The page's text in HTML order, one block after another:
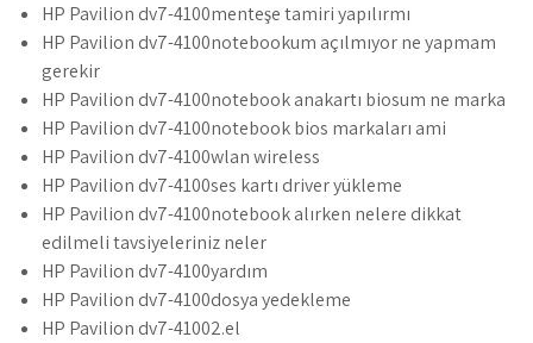
HP Pavilion dv7-4100menteşe tamiri yapılırmı
HP Pavilion dv7-4100notebookum açılmıyor ne yapmam
gerekir
HP Pavilion dv7-4100notebook anakartı biosum ne marka
HP Pavilion dv7-4100notebook bios markaları ami
HP Pavilion dv7-4100wlan wireless
HP Pavilion dv7-4100ses kartı driver yükleme
HP Pavilion dv7-4100notebook alırken nelere dikkat
edilmeli tavsiyeleriniz neler
HP Pavilion dv7-4100yardım
HP Pavilion dv7-4100dosya yedekleme
HP Pavilion dv7-41002.el